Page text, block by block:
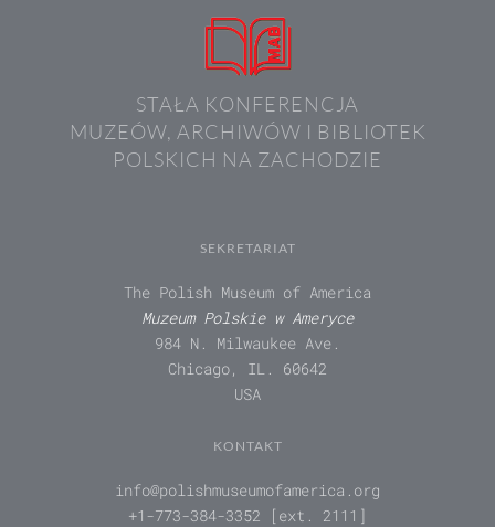
STAŁA KONFERENCJA
MUZEÓW, ARCHIWÓW I BIBLIOTEK
POLSKICH NA ZACHODZIE
SEKRETARIAT
The Polish Museum of America
Muzeum Polskie w Ameryce
984 N. Milwaukee Ave.
Chicago, IL. 60642
USA
KONTAKT
info@polishmuseumofamerica.org
+1-773-384-3352 [ext. 2111]